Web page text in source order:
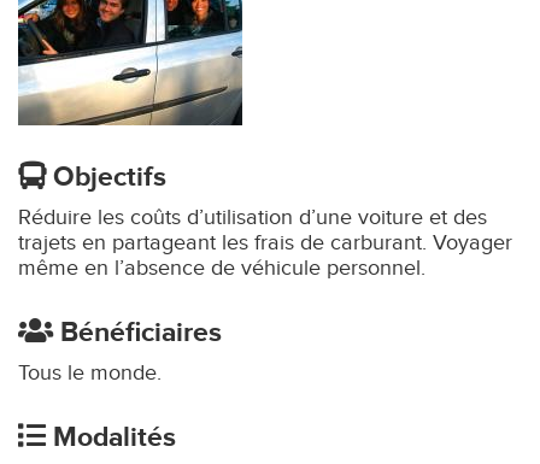
Objectifs
Réduire les coûts d’utilisation d’une voiture et des
trajets en partageant les frais de carburant. Voyager
même en l’absence de véhicule personnel.
Bénéficiaires
Tous le monde.
Modalités